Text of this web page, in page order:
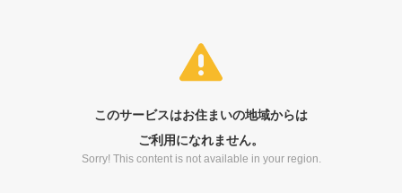
このサービスはお住まいの地域からは
ご利用になれません。
Sorry! This content is not available in your region.